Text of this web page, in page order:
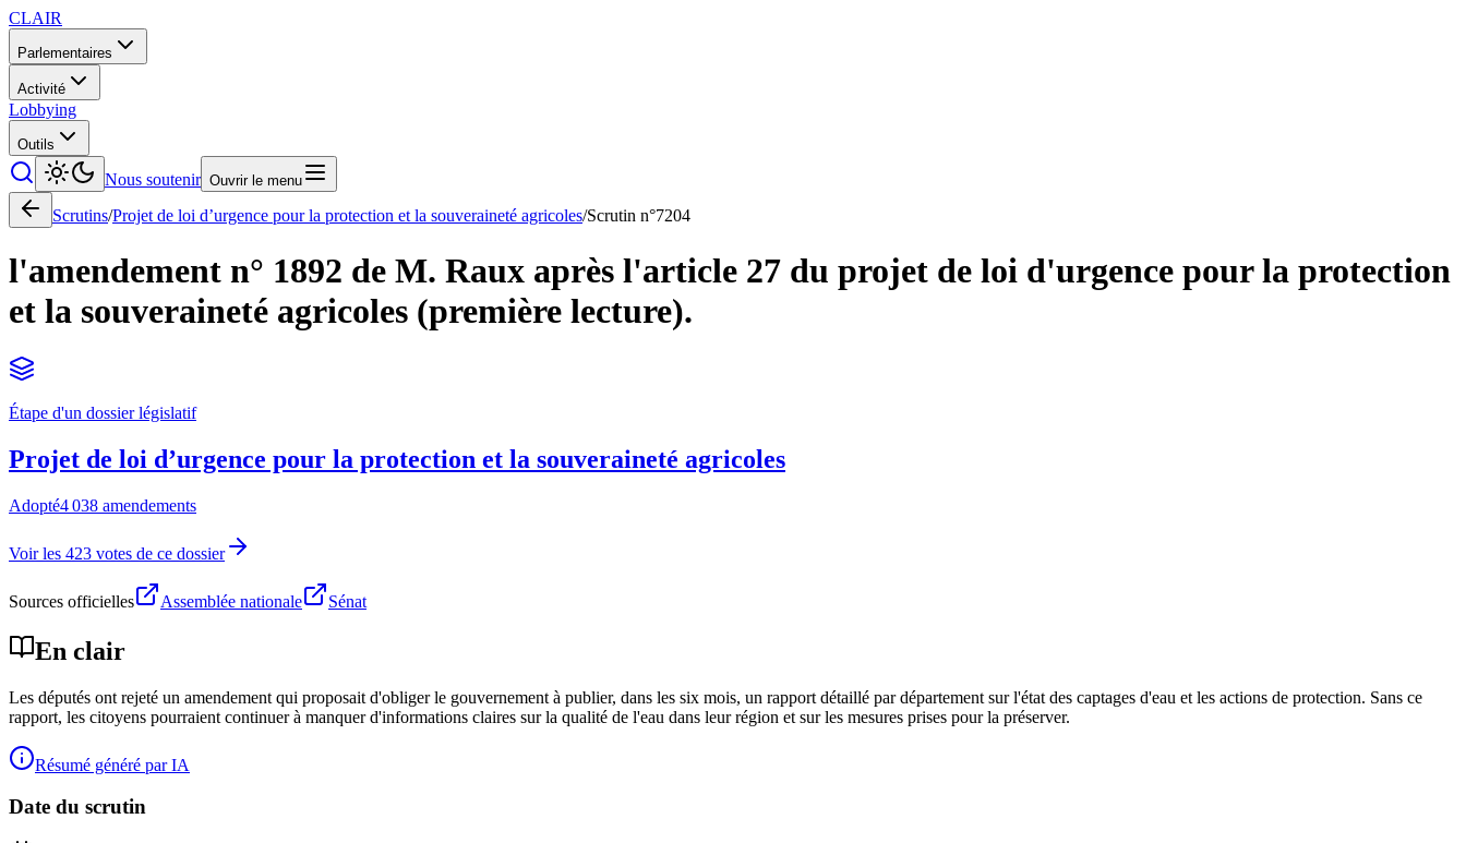
CLAIR
Parlementaires
Activité
Lobbying
Outils
Nous soutenir Ouvrir le menu
Scrutins/Projet de loi d’urgence pour la protection et la souveraineté agricoles/Scrutin n°7204
l'amendement n° 1892 de M. Raux après l'article 27 du projet de loi d'urgence pour la protection
et la souveraineté agricoles (première lecture).
Étape d'un dossier législatif
Projet de loi d’urgence pour la protection et la souveraineté agricoles
Adopté4 038 amendements
Voir les 423 votes de ce dossier
Sources officielles Assemblée nationale Sénat
En clair
Les députés ont rejeté un amendement qui proposait d'obliger le gouvernement à publier, dans les six mois, un rapport détaillé par département sur l'état des captages d'eau et les actions de protection. Sans ce
rapport, les citoyens pourraient continuer à manquer d'informations claires sur la qualité de l'eau dans leur région et sur les mesures prises pour la préserver.
Résumé généré par IA
Date du scrutin